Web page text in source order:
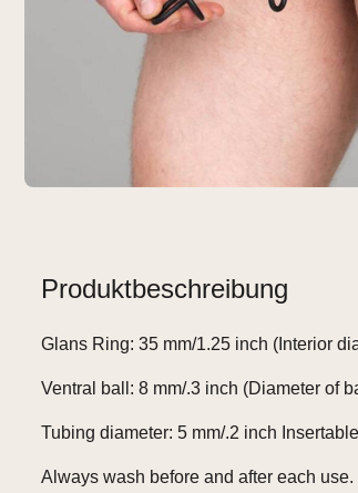
Produktbeschreibung
Glans Ring: 35 mm/1.25 inch (Interior
Ventral ball: 8 mm/.3 inch (Diameter of
Tubing diameter: 5 mm/.2 inch
Always wash before and after each